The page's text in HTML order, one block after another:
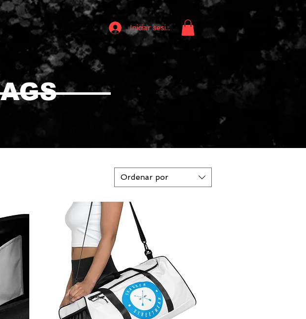
Iniciar sesión
Ordenar por